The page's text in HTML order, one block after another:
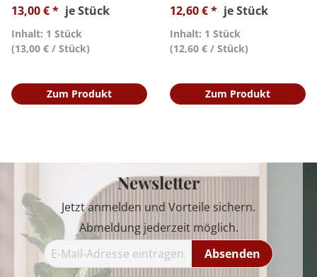
13,00 € * je Stück
Inhalt: 1 Stück
(13,00 € / Stück)
Zum Produkt
12,60 € * je Stück
Inhalt: 1 Stück
(12,60 € / Stück)
Zum Produkt
Newsletter
Jetzt anmelden und Vorteile sichern.
Abmeldung jederzeit möglich.
Absenden